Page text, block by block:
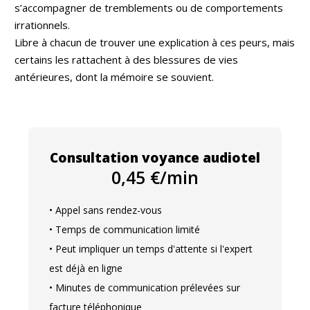
s’accompagner de tremblements ou de comportements
irrationnels.
Libre à chacun de trouver une explication à ces peurs, mais
certains les rattachent à des blessures de vies
antérieures, dont la mémoire se souvient.
Consultation voyance audiotel
0,45 €/min
• Appel sans rendez-vous
• Temps de communication limité
• Peut impliquer un temps d'attente si l'expert
est déjà en ligne
• Minutes de communication prélevées sur
facture téléphonique